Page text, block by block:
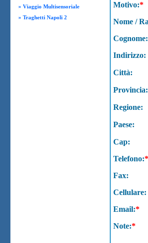
» Viaggio Multisensoriale
» Traghetti Napoli 2
Motivo:*
Nome /
Cognome:
Indirizzo:
Città:
Provincia:
Regione:
Paese:
Cap:
Telefono:*
Fax:
Cellulare:
Email:*
Note:*